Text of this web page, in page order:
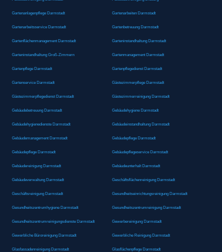
Gartenanlagenpflege Darmstadt Gartenarbeiten Darmstadt
Gartenarbeitsservice Darmstadt Gartenbetreuung Darmstadt
Gartenflächenmanagement Darmstadt Garteninstandhaltung Darmstadt
Garteninstandhaltung Groß-Zimmern Gartenmanagement Darmstadt
Gartenpflege Darmstadt Gartenpflegedienst Darmstadt
Gartenservice Darmstadt Gästezimmerpflege Darmstadt
Gästezimmerpflegedienst Darmstadt Gästezimmerreinigung Darmstadt
Gebäudebetreuung Darmstadt Gebäudehygiene Darmstadt
Gebäudehygienedienste Darmstadt Gebäudeinstandhaltung Darmstadt
Gebäudemanagement Darmstadt Gebäudepflege Darmstadt
Gebäudepflege Darmstadt Gebäudepflegeservice Darmstadt
Gebäudereinigung Darmstadt Gebäudeunterhalt Darmstadt
Gebäudeverwaltung Darmstadt Geschäftsflächenreinigung Darmstadt
Geschäftsreinigung Darmstadt Gesundheitseinrichtungsreinigung Darmstadt
Gesundheitszentrumhygiene Darmstadt Gesundheitszentrumreinigung Darmstadt
Gesundheitszentrumreinigungsdienste Darmstadt Gewerbereinigung Darmstadt
Gewerbliche Büroreinigung Darmstadt Gewerbliche Reinigung Darmstadt
Glasfassadenreinigung Darmstadt Glasflächenpflege Darmstadt